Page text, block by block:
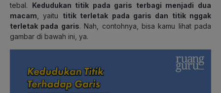
tebal. Kedudukan titik pada garis terbagi menjadi dua
macam , yaitu titik terletak pada garis dan titik nggak
terletak pada garis. Nah, contohnya, bisa kamu lihat pada
gambar di bawah ini, ya.